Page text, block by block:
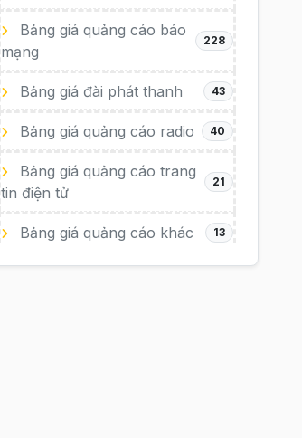
Bảng giá quảng cáo báo
mạng
228
Bảng giá đài phát thanh 43
Bảng giá quảng cáo radio 40
Bảng giá quảng cáo trang
tin điện tử
21
Bảng giá quảng cáo khác 13